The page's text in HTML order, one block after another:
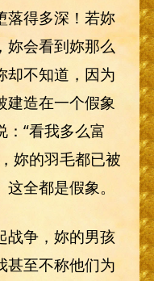
落得多深！若妳
妳会看到妳那么
却不知道，因为
建造在一个假象
：“看我多么富
妳的羽毛都已被
全都是假象。
战争，妳的男孩
甚至不称他们为